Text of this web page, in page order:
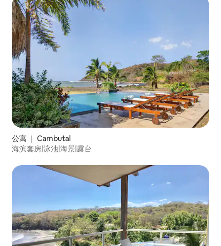
公寓 ｜ Cambutal
海滨套房|泳池|海景|露台